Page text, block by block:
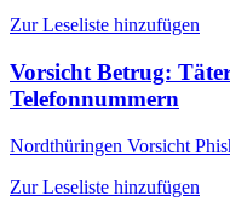
Zur Leseliste hinzufügen
Vorsicht Betrug:
Telefonnummern
Nordthüringen Vorsicht
Zur Leseliste hinzufügen